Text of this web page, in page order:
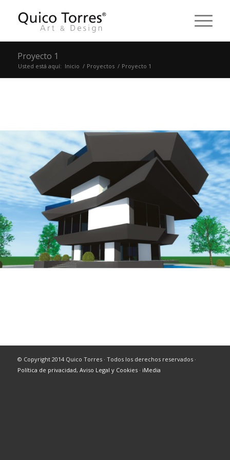
Proyecto 1
Usted está aquí: Inicio / Proyectos / Proyecto 1
© Copyright 2014 Quico Torres · Todos los derechos reservados ·
Política de privacidad, Aviso Legal y Cookies· iMedia